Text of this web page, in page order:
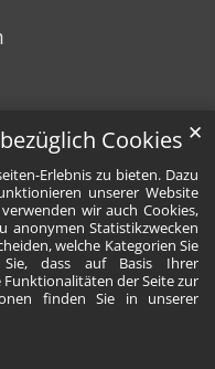
Cookies
Erlebnis zu bieten. Dazu
unserer Website
wir auch Cookies,
anonymen Statistikzwecken
welche Kategorien Sie
dass auf Basis Ihrer
der Seite zur
finden Sie in unserer
✕